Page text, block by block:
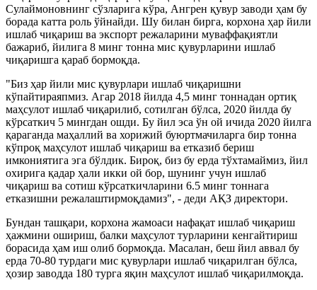
Сулаймоновнинг сўзларига кўра, Ангрен қувур заводи ҳам бу
борада катта роль ўйнайди. Шу билан бирга, корхона ҳар йили
ишлаб чиқариш ва экспорт режаларини муваффақиятли
бажариб, йилига 8 минг тонна мис қувурларини ишлаб
чиқаришга қараб бормоқда.
"Биз ҳар йили мис қувурлари ишлаб чиқаришни
кўпайтираяпмиз. Агар 2018 йилда 4,5 минг тоннадан ортиқ
маҳсулот ишлаб чиқарилиб, сотилган бўлса, 2020 йилда бу
кўрсаткич 5 мингдан ошди. Бу йил эса ўн ой ичида 2020 йилга
қараганда маҳаллий ва хорижий буюртмачиларга бир тонна
кўпроқ маҳсулот ишлаб чиқариш ва етказиб бериш
имкониятига эга бўлдик. Бироқ, биз бу ерда тўхтамаймиз, йил
охирига қадар ҳали икки ой бор, шунинг учун ишлаб
чиқариш ва сотиш кўрсаткичларини 6.5 минг тоннага
етказишни режалаштирмоқдамиз", - деди АҚЗ директори.
Бундан ташқари, корхона жамоаси нафақат ишлаб чиқариш
ҳажмини ошириш, балки маҳсулот турларини кенгайтириш
борасида ҳам иш олиб бормоқда. Масалан, беш йил аввал бу
ерда 70-80 турдаги мис қувурлари ишлаб чиқарилган бўлса,
ҳозир заводда 180 турга яқин маҳсулот ишлаб чиқарилмоқда.